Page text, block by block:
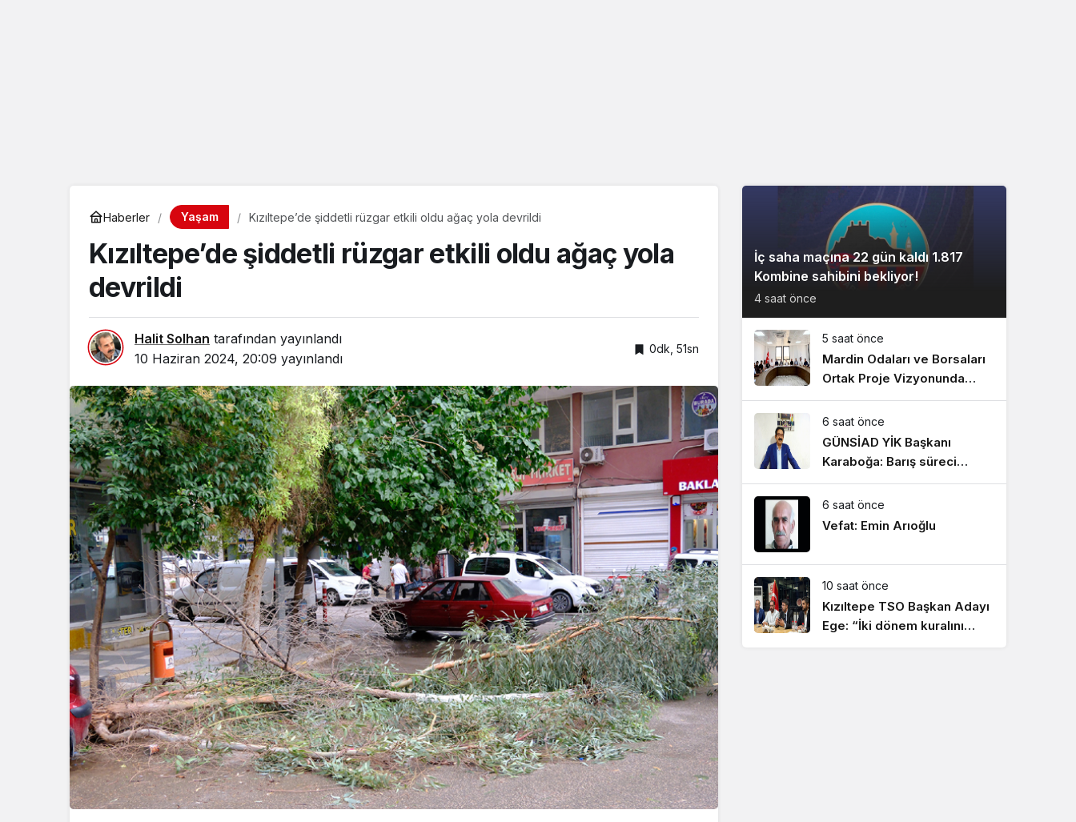
Haberler Yaşam Kızıltepe’de şiddetli rüzgar etkili oldu ağaç yola devrildi
Kızıltepe’de şiddetli rüzgar etkili oldu ağaç yola
devrildi
Halit Solhan tarafından yayınlandı
10 Haziran 2024, 20:09 yayınlandı
0dk, 51sn
İç saha maçına 22 gün kaldı 1.817
Kombine sahibini bekliyor!
4 saat önce
5 saat önce
Mardin Odaları ve Borsaları
Ortak Proje Vizyonunda
Buluştu
6 saat önce
GÜNSİAD YİK Başkanı
Karaboğa: Barış süreci
ekonomik kazanımların
artmasını sağlayacak!
6 saat önce
Vefat: Emin Arıoğlu
10 saat önce
Kızıltepe TSO Başkan Adayı
Ege: “İki dönem kuralını